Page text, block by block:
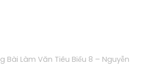
Bài Làm Văn Tiêu Biểu 8 – Nguyễn